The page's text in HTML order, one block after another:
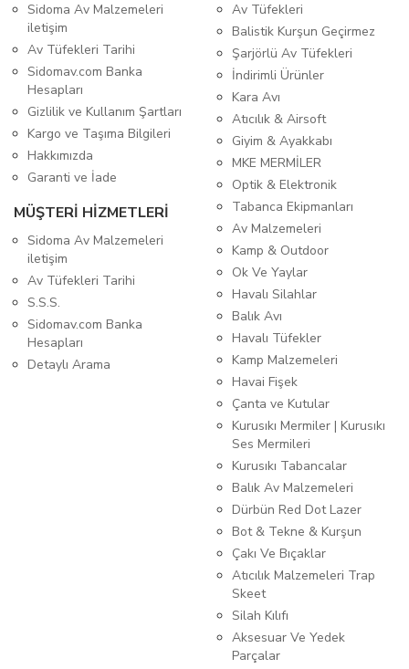
Sidoma Av Malzemeleri
iletişim
Av Tüfekleri Tarihi
Sidomav.com Banka
Hesapları
Gizlilik ve Kullanım Şartları
Kargo ve Taşıma Bilgileri
Hakkımızda
Garanti ve İade
MÜŞTERİ HİZMETLERİ
Sidoma Av Malzemeleri
iletişim
Av Tüfekleri Tarihi
S.S.S.
Sidomav.com Banka
Hesapları
Detaylı Arama
Av Tüfekleri
Balistik Kurşun Geçirmez
Şarjörlü Av Tüfekleri
İndirimli Ürünler
Kara Avı
Atıcılık & Airsoft
Giyim & Ayakkabı
MKE MERMİLER
Optik & Elektronik
Tabanca Ekipmanları
Av Malzemeleri
Kamp & Outdoor
Ok Ve Yaylar
Havalı Silahlar
Balık Avı
Havalı Tüfekler
Kamp Malzemeleri
Havai Fişek
Çanta ve Kutular
Kurusıkı Mermiler | Kurusıkı
Ses Mermileri
Kurusıkı Tabancalar
Balık Av Malzemeleri
Dürbün Red Dot Lazer
Bot & Tekne & Kurşun
Çakı Ve Bıçaklar
Atıcılık Malzemeleri Trap
Skeet
Silah Kılıfı
Aksesuar Ve Yedek
Parçalar